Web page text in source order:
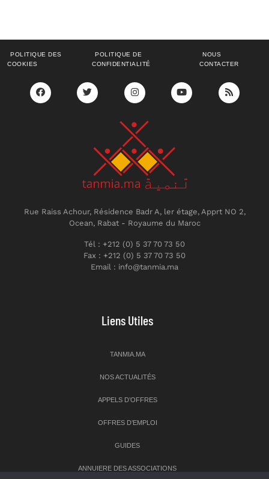
POLITIQUE DES
COOKIES
POLITIQUE DE
CONFIDENTIALITÉ
NOUS
CONTACTER
Rue Raiss Achour, Résidence Badr A, ler étage, Apprt NO 2,
Ocean, Rabat - Royaume du Maroc
Tél : +212 (0) 5 37 70 73 50
Fax : +212 (0) 5 37 70 73 50
Email : info@tanmia.ma
Liens Utiles
TANMIA.MA
NOS ACTUALITÉS
APPELS D’OFFRES
OFFRES D’EMPLOI
GUIDES
ANNUIERE DES ASSOCIATIONS